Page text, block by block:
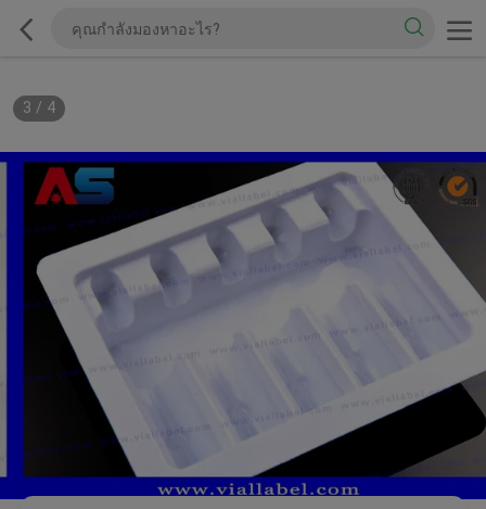
3 / 4